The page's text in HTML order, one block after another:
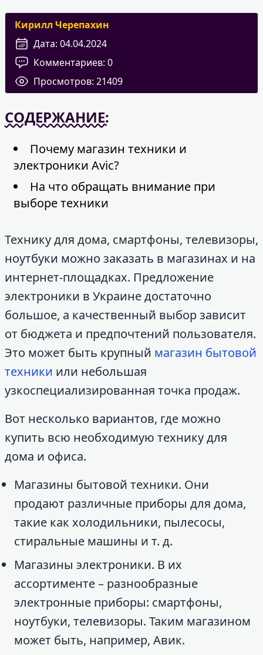
Кирилл Черепахин
Дата: 04.04.2024
Комментариев: 0
Просмотров: 21409
СОДЕРЖАНИЕ:
Почему магазин техники и
электроники Avic?
На что обращать внимание при
выборе техники
Технику для дома, смартфоны, телевизоры,
ноутбуки можно заказать в магазинах и на
интернет-площадках. Предложение
электроники в Украине достаточно
большое, а качественный выбор зависит
от бюджета и предпочтений пользователя.
Это может быть крупный магазин бытовой
техники или небольшая
узкоспециализированная точка продаж.
Вот несколько вариантов, где можно
купить всю необходимую технику для
дома и офиса.
Магазины бытовой техники. Они
продают различные приборы для дома,
такие как холодильники, пылесосы,
стиральные машины и т. д.
Магазины электроники. В их
ассортименте – разнообразные
электронные приборы: смартфоны,
ноутбуки, телевизоры. Таким магазином
может быть, например, Авик.